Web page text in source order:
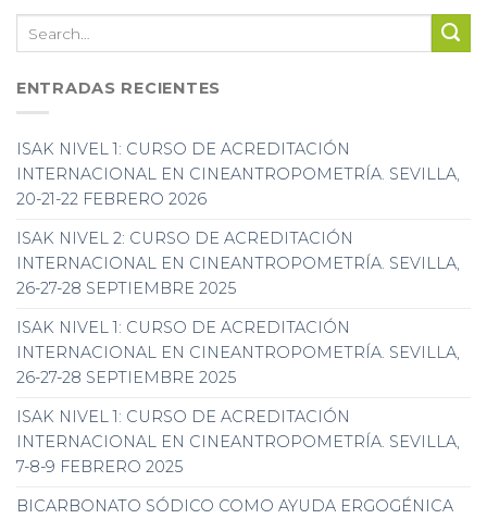
ENTRADAS RECIENTES
ISAK NIVEL 1: CURSO DE ACREDITACIÓN
INTERNACIONAL EN CINEANTROPOMETRÍA. SEVILLA,
20-21-22 FEBRERO 2026
ISAK NIVEL 2: CURSO DE ACREDITACIÓN
INTERNACIONAL EN CINEANTROPOMETRÍA. SEVILLA,
26-27-28 SEPTIEMBRE 2025
ISAK NIVEL 1: CURSO DE ACREDITACIÓN
INTERNACIONAL EN CINEANTROPOMETRÍA. SEVILLA,
26-27-28 SEPTIEMBRE 2025
ISAK NIVEL 1: CURSO DE ACREDITACIÓN
INTERNACIONAL EN CINEANTROPOMETRÍA. SEVILLA,
7-8-9 FEBRERO 2025
BICARBONATO SÓDICO COMO AYUDA ERGOGÉNICA